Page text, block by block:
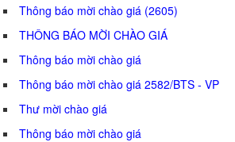
Thông báo mời chào giá (2605)
THÔNG BÁO MỜI CHÀO GIÁ
Thông báo mời chào giá
Thông báo mời chào giá 2582/BTS - VP
Thư mời chào giá
Thông báo mời chào giá